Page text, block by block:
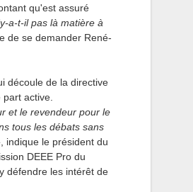
qu'est assuré
a-t-il pas là matière à
de se demander René-
découle de la directive
active.
et le revendeur pour le
tous les débats sans
, indique le président du
DEEE Pro du
défendre les intérêt de